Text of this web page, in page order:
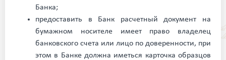
Банка;
предоставить в Банк расчетный документ на
бумажном носителе имеет право владелец
банковского счета или лицо по доверенности, при
этом в Банке должна иметься карточка образцов